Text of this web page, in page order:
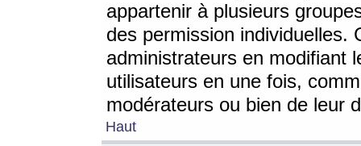
appartenir à plusieurs
des permission individuelles.
administrateurs en modifiant
utilisateurs en une fois,
modérateurs ou bien de leur
Haut